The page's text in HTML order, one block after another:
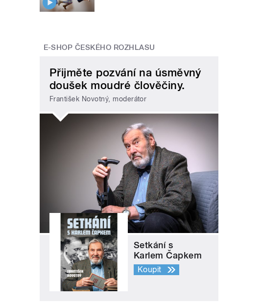
E-SHOP ČESKÉHO ROZHLASU
Přijměte pozvání na úsměvný
doušek moudré člověčiny.
František Novotný, moderátor
Setkání s
Karlem Čapkem
Koupit